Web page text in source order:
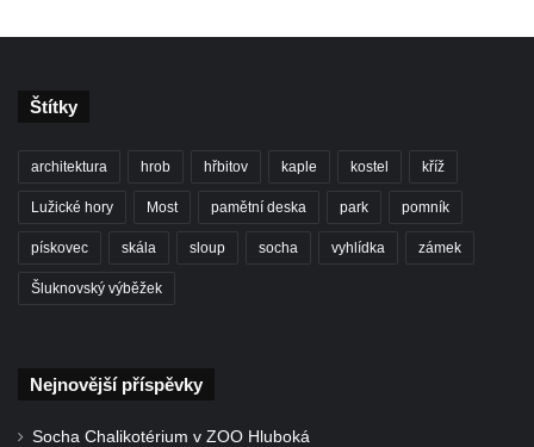
Štítky
architektura hrob hřbitov kaple kostel kříž
Lužické hory Most pamětní deska park pomník
pískovec skála sloup socha vyhlídka zámek
Šluknovský výběžek
Nejnovější příspěvky
Socha Chalikotérium v ZOO Hluboká